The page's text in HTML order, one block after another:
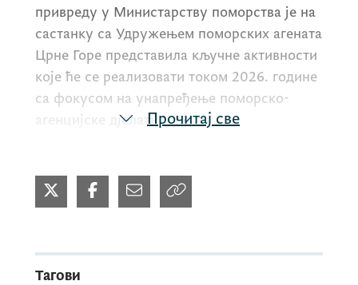
привреду у Министарству поморства је на
састанку са Удружењем поморских агената
Црне Горе представила кључне активности
које ће се реализовати током 2026. године
са фокусом на унапређење поморско-
агенцијске дјелатности.
Директорица је истакла да је формирање
нове организационе јединице –
Прочитај све
Тагови